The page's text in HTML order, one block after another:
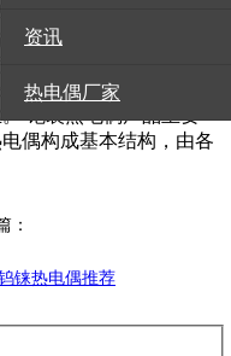
资讯
热电偶厂家
着测量端温度的升高
电偶导体的材质和两端
直径无关。 护套热电
化镁、护套1Cr18Ni9Ti
铠装热电偶产品主要
偶构成基本结构，由各
：
铼热电偶推荐